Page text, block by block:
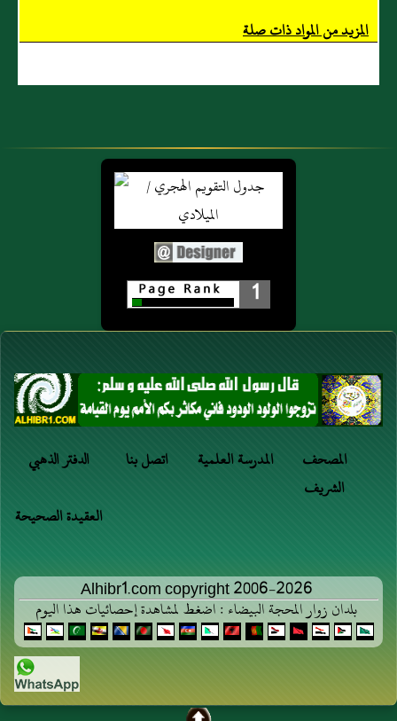
المزيد من المواد ذات صلة
1
الدفتر الذهبي اتصل بنا المدرسة العلمية
المصحف
الشريف
العقيدة الصحيحة
Alhibr1.com copyright 2006-2026
بلدان زوار المحجة البيضاء : اضغط لمشاهدة إحصائيات هذا اليوم